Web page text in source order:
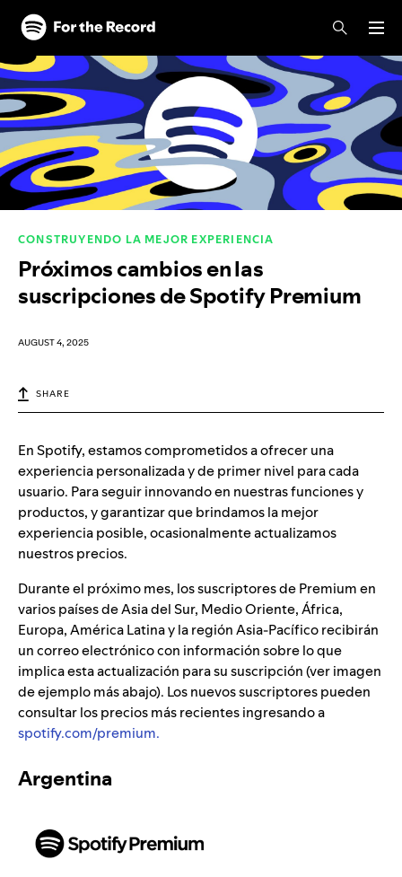
Skip to main content
Skip to footer
CONSTRUYENDO LA MEJOR EXPERIENCIA
Próximos cambios en las
suscripciones de Spotify Premium
AUGUST 4, 2025
SHARE
En Spotify, estamos comprometidos a ofrecer una
experiencia personalizada y de primer nivel para cada
usuario. Para seguir innovando en nuestras funciones y
productos, y garantizar que brindamos la mejor
experiencia posible, ocasionalmente actualizamos
nuestros precios.
Durante el próximo mes, los suscriptores de Premium en
varios países de Asia del Sur, Medio Oriente, África,
Europa, América Latina y la región Asia-Pacífico recibirán
un correo electrónico con información sobre lo que
implica esta actualización para su suscripción (ver imagen
de ejemplo más abajo). Los nuevos suscriptores pueden
consultar los precios más recientes ingresando a
spotify.com/premium.
Argentina